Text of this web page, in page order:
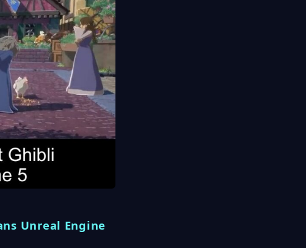
Unreal Engine